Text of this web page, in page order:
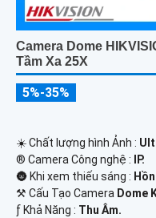
Camera Dome
Tầm Xa 25X
5%-35%
☀️ Chất lượng hình Ảnh :
®️ Camera Công nghệ :
IP.
🌚 Khi xem thiếu sáng :
⚒ Cấu Tạo Camera Dome
️ƒ Khả Năng : Thu Âm.